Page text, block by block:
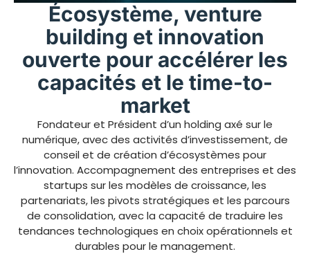
Écosystème, venture
building et innovation
ouverte pour accélérer les
capacités et le time-to-
market
Fondateur et Président d’un holding axé sur le
numérique, avec des activités d’investissement, de
conseil et de création d’écosystèmes pour
l’innovation. Accompagnement des entreprises et des
startups sur les modèles de croissance, les
partenariats, les pivots stratégiques et les parcours
de consolidation, avec la capacité de traduire les
tendances technologiques en choix opérationnels et
durables pour le management.